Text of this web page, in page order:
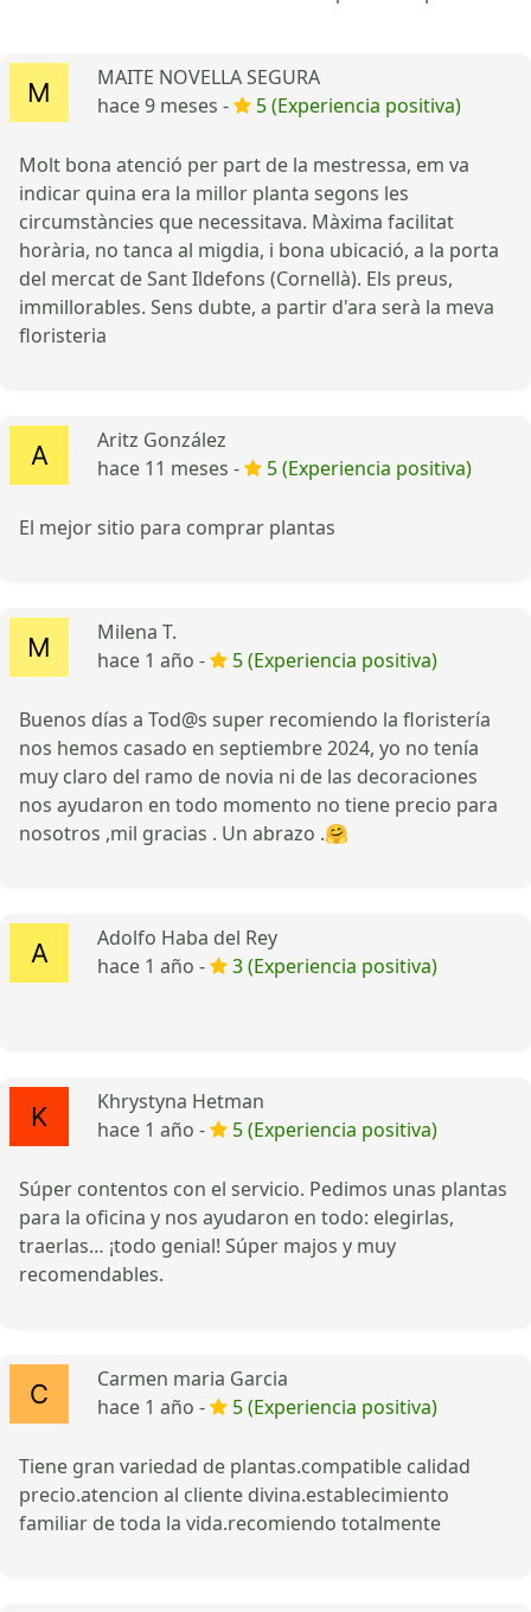
MAITE NOVELLA SEGURA
hace 9 meses -
5 (Experiencia positiva)
Molt bona atenció per part de la mestressa, em va
indicar quina era la millor planta segons les
circumstàncies que necessitava. Màxima facilitat
horària, no tanca al migdia, i bona ubicació, a la porta
del mercat de Sant Ildefons (Cornellà). Els preus,
immillorables. Sens dubte, a partir d'ara serà la meva
floristeria
Aritz González
hace 11 meses -
5 (Experiencia positiva)
El mejor sitio para comprar plantas
Milena T.
hace 1 año -
5 (Experiencia positiva)
Buenos días a Tod@s super recomiendo la floristería
nos hemos casado en septiembre 2024, yo no tenía
muy claro del ramo de novia ni de las decoraciones
nos ayudaron en todo momento no tiene precio para
nosotros ,mil gracias . Un abrazo .🤗
Adolfo Haba del Rey
hace 1 año -
3 (Experiencia positiva)
Khrystyna Hetman
hace 1 año -
5 (Experiencia positiva)
Súper contentos con el servicio. Pedimos unas plantas
para la oficina y nos ayudaron en todo: elegirlas,
traerlas… ¡todo genial! Súper majos y muy
recomendables.
Carmen maria Garcia
hace 1 año -
5 (Experiencia positiva)
Tiene gran variedad de plantas.compatible calidad
precio.atencion al cliente divina.establecimiento
familiar de toda la vida.recomiendo totalmente